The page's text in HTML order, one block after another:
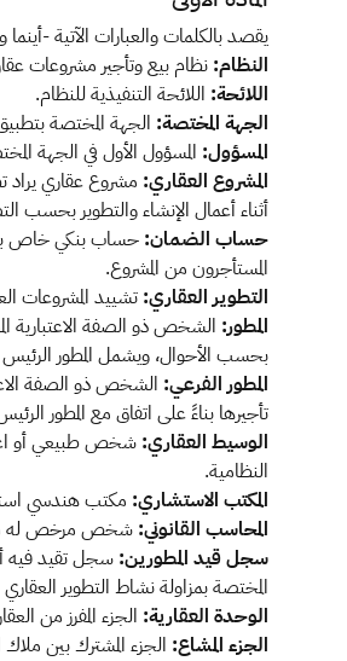
يقصد بالكلمات والعبارات الآتية -
النظام: نظام بيع وتأجير مشروعات
اللائحة: اللائحة التنفيذية للنظام.
الجهة المختصة: الجهة المختصة
المسؤول: المسؤول الأول في الجهة
المشروع العقاري: مشروع عقاري يراد
أثناء أعمال الإنشاء والتطوير بحسب
حساب الضمان: حساب بنكي خاص
المستأجرون من المشروع.
التطوير العقاري: تشييد المشروعات
المطور: الشخص ذو الصفة الاعتبارية
بحسب الأحوال، ويشمل المطور
المطور الفرعي: الشخص ذو الصفة
تأجيرها بناءً على اتفاق مع المطور
الوسيط العقاري: شخص طبيعي أو
النظامية.
المكتب الاستشاري: مكتب هندسي
المحاسب القانوني: شخص مرخص له من
سجل قيد المطورين: سجل تقيد فيه
المختصة بمزاولة نشاط التطوير العقاري
الوحدة العقارية: الجزء المفرز من
الجزء المشاع: الجزء المشترك بين